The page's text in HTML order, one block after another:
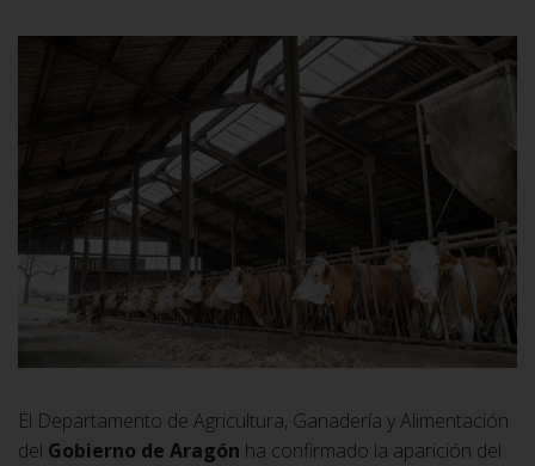
El Departamento de Agricultura, Ganadería y Alimentación
del Gobierno de Aragón ha confirmado la aparición del